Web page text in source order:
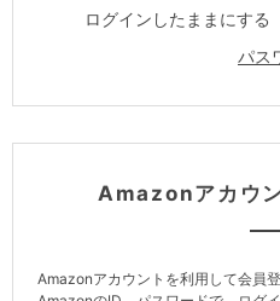
ログインしたままにする
パス
Amazonアカウ
Amazonアカウントを利用して会員